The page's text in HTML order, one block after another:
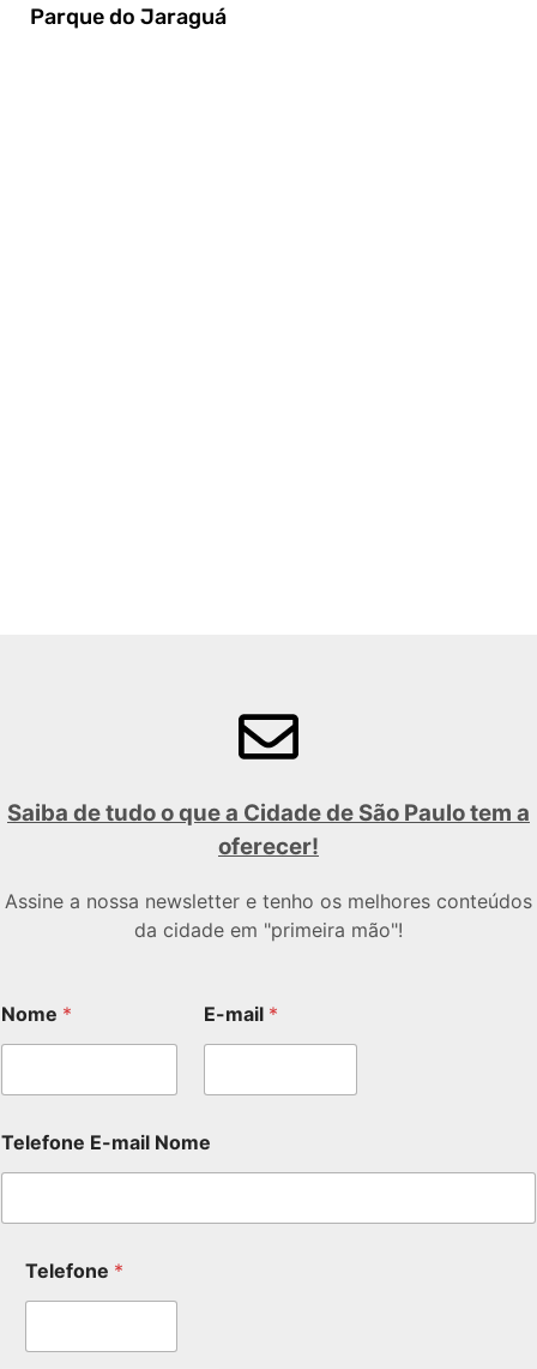
Parque do Jaraguá
Saiba de tudo o que a Cidade de São Paulo tem a
oferecer!
Assine a nossa newsletter e tenho os melhores conteúdos
da cidade em "primeira mão"!
Nome * E-mail *
Telefone E-mail Nome
Telefone *